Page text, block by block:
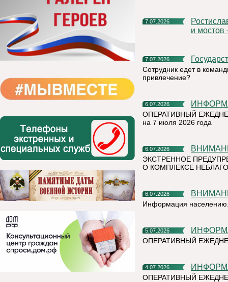
7.07.2026
Ростислав Гольдштейн: «Строительство больниц, школ, дорог
и мостов
7.07.2026
Сотрудник едет в
привлечение?
6.07.2026
ОПЕРАТИВНЫЙ
на 7 июля 2026 года
6.07.2026
ЭКСТРЕННОЕ
О КОМПЛЕКСЕ
6.07.2026
Информация
5.07.2026
ОПЕРАТИВНЫЙ
4.07.2026
ОПЕРАТИВНЫЙ